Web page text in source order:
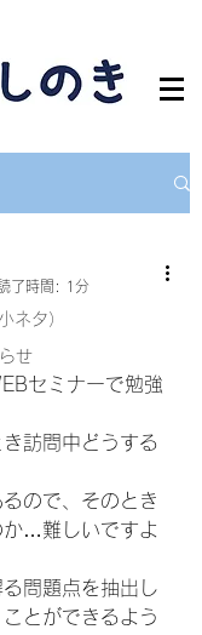
ネタ）
せ
了時間: 1分
セミナーで勉強
訪問中どうする
ので、そのとき
か…難しいですよ
問題点を抽出し
とができるよう